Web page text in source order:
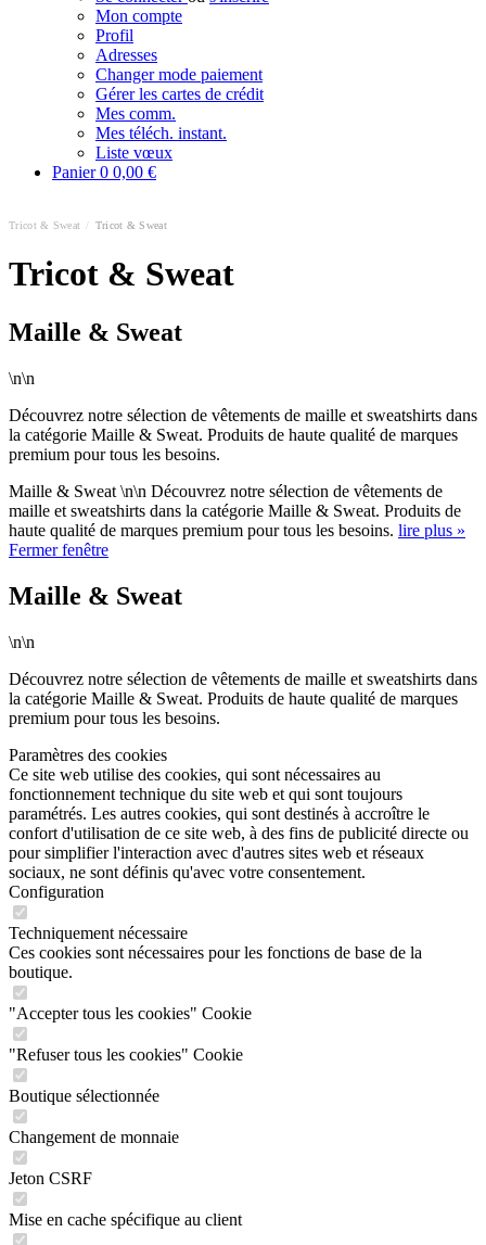
Mon compte
Profil
Adresses
Changer mode paiement
Gérer les cartes de crédit
Mes comm.
Mes téléch. instant.
Liste vœux
Panier0 0,00 €
Tricot & Sweat Tricot & Sweat
Tricot & Sweat
Maille & Sweat
\n\n
Découvrez notre sélection de vêtements de maille et sweatshirts dans
la catégorie Maille & Sweat. Produits de haute qualité de marques
premium pour tous les besoins.
Maille & Sweat \n\n Découvrez notre sélection de vêtements de
maille et sweatshirts dans la catégorie Maille & Sweat. Produits de
haute qualité de marques premium pour tous les besoins. lire plus »
Fermer fenêtre
Maille & Sweat
\n\n
Découvrez notre sélection de vêtements de maille et sweatshirts dans
la catégorie Maille & Sweat. Produits de haute qualité de marques
premium pour tous les besoins.
Paramètres des cookies
Ce site web utilise des cookies, qui sont nécessaires au
fonctionnement technique du site web et qui sont toujours
paramétrés. Les autres cookies, qui sont destinés à accroître le
confort d'utilisation de ce site web, à des fins de publicité directe ou
pour simplifier l'interaction avec d'autres sites web et réseaux
sociaux, ne sont définis qu'avec votre consentement.
Configuration
Techniquement nécessaire
Ces cookies sont nécessaires pour les fonctions de base de la
boutique.
"Accepter tous les cookies" Cookie
"Refuser tous les cookies" Cookie
Boutique sélectionnée
Changement de monnaie
Jeton CSRF
Mise en cache spécifique au client